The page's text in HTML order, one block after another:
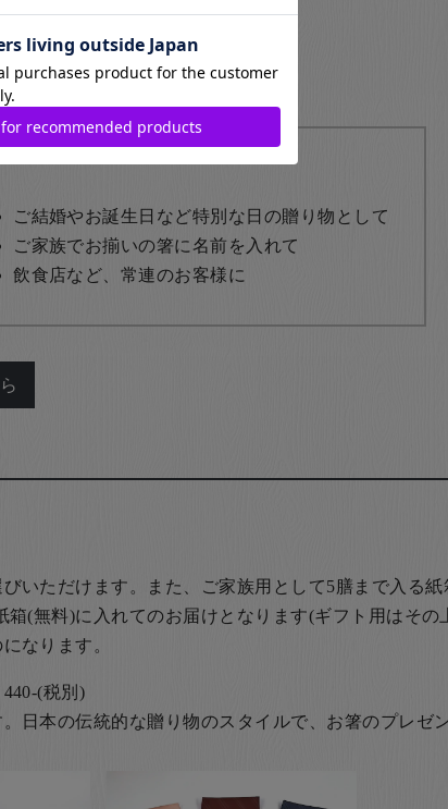
を使用した名入れ）
ご結婚やお誕生日など特別な日の贈り物として
ご家族でお揃いの箸に名前を入れて
飲食店など、常連のお客様に
いただけます。また、ご家族用として5膳まで入る紙
(無料)に入れてのお届けとなります(ギフト用はそ
なります。
(税別)
日本の伝統的な贈り物のスタイルで、お箸のプレゼ